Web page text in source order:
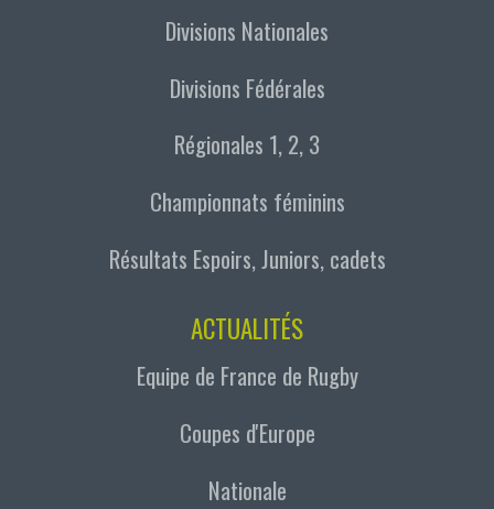
Divisions Nationales
Divisions Fédérales
Régionales 1, 2, 3
Championnats féminins
Résultats Espoirs, Juniors, cadets
ACTUALITÉS
Equipe de France de Rugby
Coupes d'Europe
Nationale